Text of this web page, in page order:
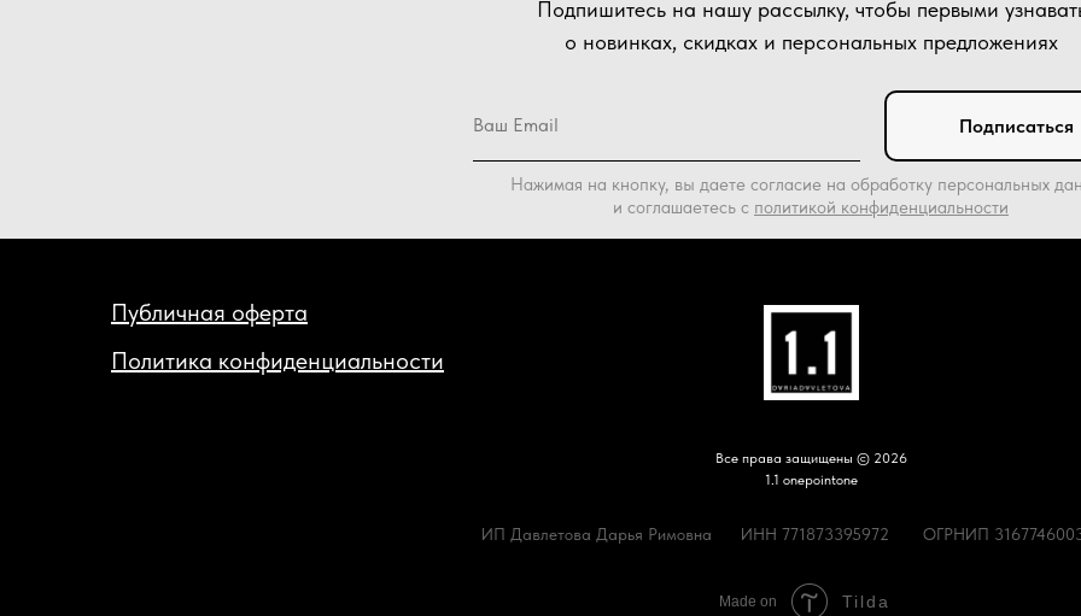
Подпишитесь на нашу рассылку, чтобы первыми
о новинках, скидках и персональных предложениях
Подписаться
Все права защищены © 2026
1.1 onepointone
ИНН 771873395972
Публичная оферта
Политика конфиденциальности
Нажимая на кнопку, вы даете согласие на обработку персональных
и соглашаетесь c политикой конфиденциальности
ИП Давлетова Дарья Римовна ОГРНИП
Made on Tilda